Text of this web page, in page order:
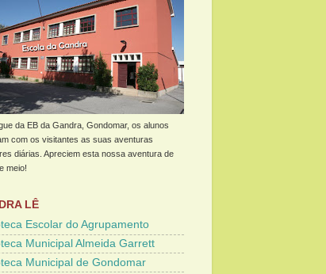
da EB da Gandra, Gondomar, os alunos
com os visitantes as suas aventuras
diárias. Apreciem esta nossa aventura de
meio!
LÊ
Escolar do Agrupamento
Municipal Almeida Garrett
Municipal de Gondomar